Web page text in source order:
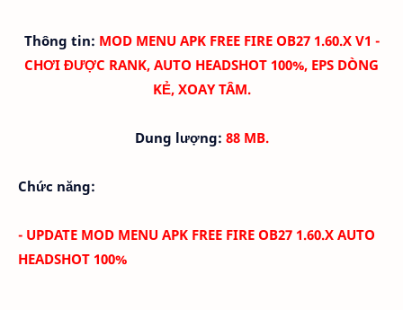
Thông tin: MOD MENU APK FREE FIRE OB27 1.60.X V1 -
CHƠI ĐƯỢC RANK, AUTO HEADSHOT 100%, EPS DÒNG
KẺ, XOAY TÂM.
Dung lượng: 88 MB.
Chức năng:
- UPDATE MOD MENU APK FREE FIRE OB27 1.60.X AUTO
HEADSHOT 100%